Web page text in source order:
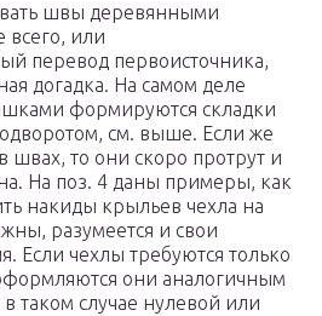
швы деревянными
всего, или
перевод первоисточника,
догадка. На самом деле
формируются складки
см. выше. Если же
швах, то они скоро протрут и
На поз. 4 даны примеры, как
накиды крыльев чехла на
разумеется и свои
Если чехлы требуются только
они аналогичным
таком случае нулевой или